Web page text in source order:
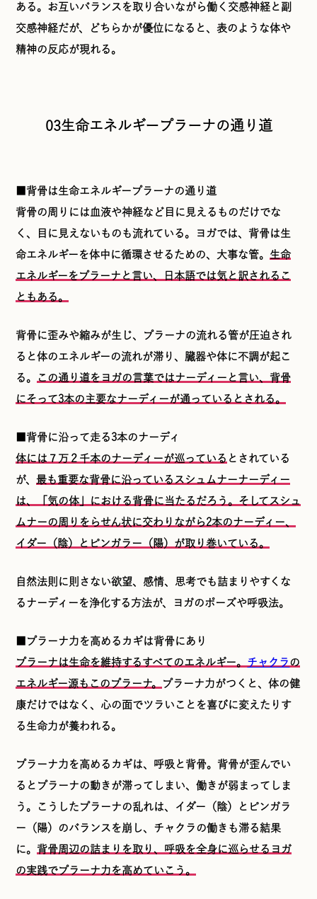
ある。お互いバランスを取り合いながら働く交感神経と副
交感神経だが、どちらかが優位になると、表のような体や
精神の反応が現れる。
03生命エネルギープラーナの通り道
■背骨は生命エネルギープラーナの通り道
背骨の周りには血液や神経など目に見えるものだけでな
く、目に見えないものも流れている。ヨガでは、背骨は生
命エネルギーを体中に循環させるための、大事な管。 生命
エネルギーをプラーナと言い、日本語では気と訳されるこ
ともある。
背骨に歪みや縮みが生じ、プラーナの流れる管が圧迫され
ると体のエネルギーの流れが滞り、臓器や体に不調が起こ
る。
この通り道をヨガの言葉ではナーディーと言い、背骨
にそって3本の主要なナーディーが通っているとされる。
■背骨に沿って走る3本のナーディ
体には７万２千本のナーディーが巡っている とされている
が、最も重要な背骨に沿っているスシュムナーナーディー
は、「気の体」における背骨に当たるだろう。そしてスシュ
ムナーの周りをらせん状に交わりながら2本のナーディー、
イダー（陰）とピンガラー（陽）が取り巻いている。
自然法則に則さない欲望、感情、思考でも詰まりやすくな
るナーディーを浄化する方法が、ヨガのポーズや呼吸法。
■プラーナ力を高めるカギは背骨にあり
プラーナは生命を維持するすべてのエネルギー。 チャクラ の
エネルギー源もこのプラーナ。
プラーナ力がつくと、体の健
康だけではなく、心の面でツラいことを喜びに変えたりす
る生命力が養われる。
プラーナ力を高めるカギは、呼吸と背骨。背骨が歪んでい
るとプラーナの動きが滞ってしまい、働きが弱まってしま
う。こうしたプラーナの乱れは、イダー（陰）とピンガラ
ー（陽）のバランスを崩し、チャクラの働きも滞る結果
に。背骨周辺の詰まりを取り、呼吸を全身に巡らせるヨガ
の実践でプラーナ力を高めていこう。